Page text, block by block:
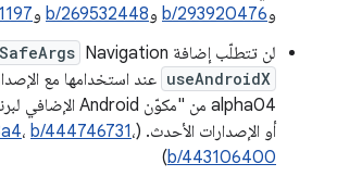
وb/293920476 وb/269532448 و
لن تتطلّب إضافة Navigation
SafeArgs
useAndroidX
أو الإصدارات الأحدث. (
، b/444746731،
b/443106400
)